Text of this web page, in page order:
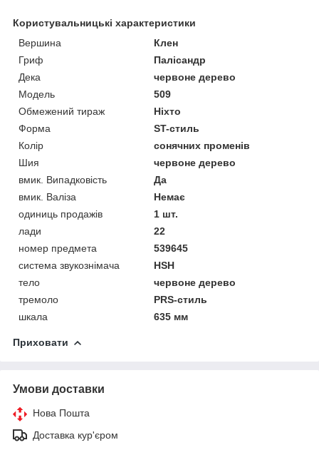
Користувальницькі характеристики
Вершина
Клен
Гриф
Палісандр
Дека
червоне дерево
Мoдель
509
Обмежений тираж
Ніхто
Форма
ST-стиль
Колір
сонячних променів
Шия
червоне дерево
вмик. Випадковість
Да
вмик. Валіза
Немає
одиниць продажів
1 шт.
лади
22
номер предмета
539645
система звукознімача
HSH
тело
червоне дерево
тремоло
PRS-стиль
шкала
635 мм
Приховати
Умови доставки
Нова Пошта
Доставка кур'єром